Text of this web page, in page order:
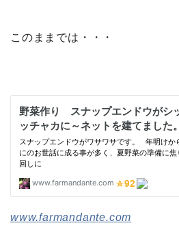
このままでは・・・
www.farmandante.com